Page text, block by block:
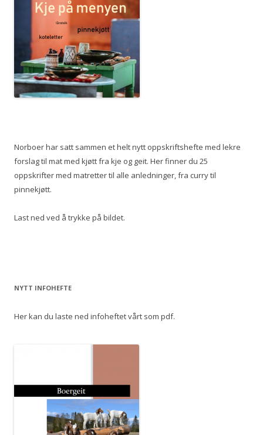
Norboer har satt sammen et helt nytt oppskriftshefte med lekre
forslag til mat med kjøtt fra kje og geit. Her finner du 25
oppskrifter med matretter til alle anledninger, fra curry til
pinnekjøtt.
Last ned ved å trykke på bildet.
NYTT INFOHEFTE
Her kan du laste ned infoheftet vårt som pdf.